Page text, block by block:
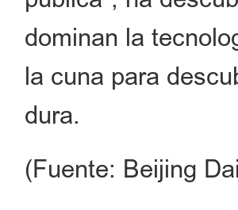
dominan la
la cuna para
dura.
(Fuente: Beijing